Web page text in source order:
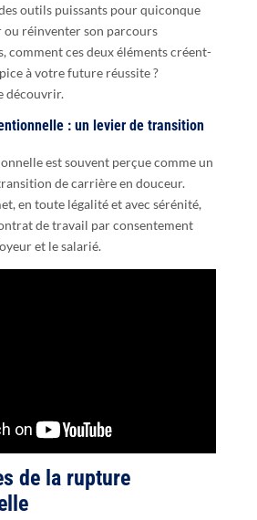
outils puissants pour quiconque
réinventer son parcours
comment ces deux éléments créent-
à votre future réussite ?
découvrir.
: un levier de transition
est souvent perçue comme un
de carrière en douceur.
en toute légalité et avec sérénité,
de travail par consentement
et le salarié.
de la rupture